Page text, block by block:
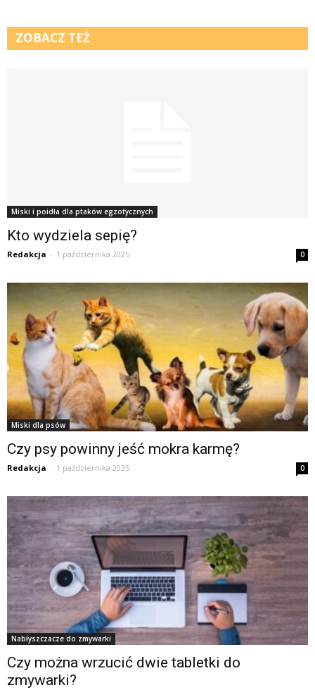
ZOBACZ TEŻ
Miski i poidła dla ptaków egzotycznych
Kto wydziela sepię?
Redakcja - 1 października 2025 0
Miski dla psów
Czy psy powinny jeść mokra karmę?
Redakcja - 1 października 2025 0
Nabłyszczacze do zmywarki
Czy można wrzucić dwie tabletki do
zmywarki?